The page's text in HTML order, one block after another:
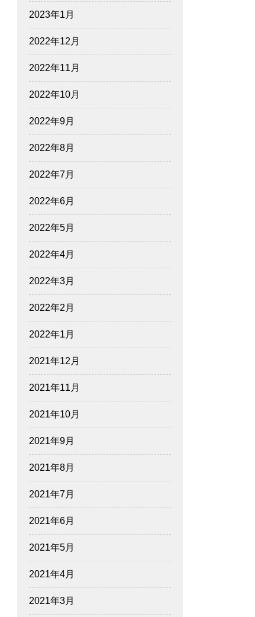
2023年1月
2022年12月
2022年11月
2022年10月
2022年9月
2022年8月
2022年7月
2022年6月
2022年5月
2022年4月
2022年3月
2022年2月
2022年1月
2021年12月
2021年11月
2021年10月
2021年9月
2021年8月
2021年7月
2021年6月
2021年5月
2021年4月
2021年3月